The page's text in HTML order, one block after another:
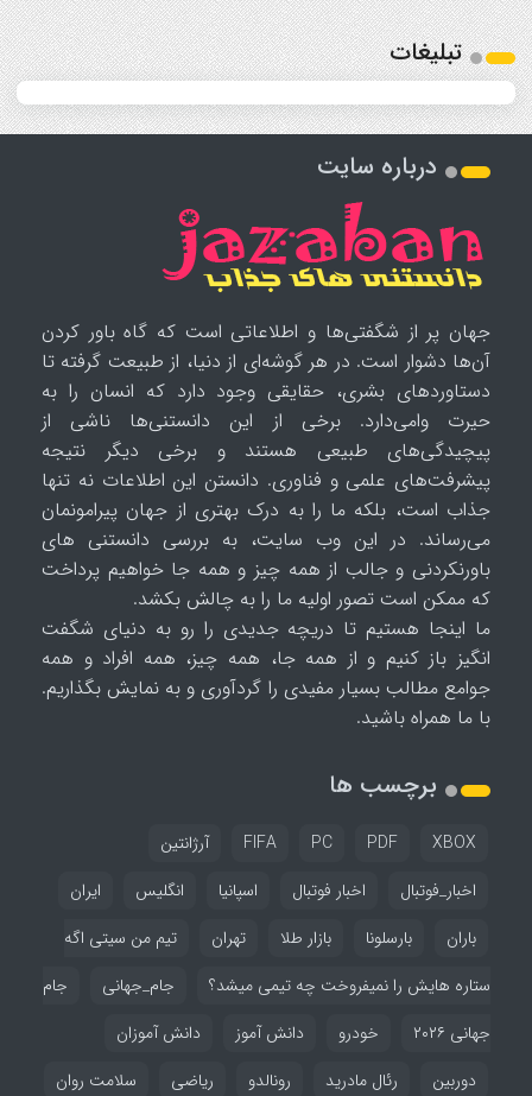
تبلیغات
درباره سایت
جهان پر از شگفتی‌ها و اطلاعاتی است که گاه باور کردن
آن‌ها دشوار است. در هر گوشه‌ای از دنیا، از طبیعت گرفته تا
دستاوردهای بشری، حقایقی وجود دارد که انسان را به
حیرت وامی‌دارد. برخی از این دانستنی‌ها ناشی از
پیچیدگی‌های طبیعی هستند و برخی دیگر نتیجه
پیشرفت‌های علمی و فناوری. دانستن این اطلاعات نه تنها
جذاب است، بلکه ما را به درک بهتری از جهان پیرامونمان
می‌رساند. در این وب سایت، به بررسی دانستنی های
باورنکردنی و جالب از همه چیز و همه جا خواهیم پرداخت
که ممکن است تصور اولیه ما را به چالش بکشد.
ما اینجا هستیم تا دریچه جدیدی را رو به دنیای شگفت
انگیز باز کنیم و از همه جا، همه چیز، همه افراد و همه
جوامع مطالب بسیار مفیدی را گردآوری و به نمایش بگذاریم.
با ما همراه باشید.
برچسب ها
FIFA PC PDF XBOX
آرژانتین
اخبار_فوتبال
اخبار فوتبال اسپانیا انگلیس
ایران
باران
بارسلونا بازار طلا تهران
تیم من سیتی اگه
ستاره هایش را نمیفروخت چه تیمی میشد؟
جام_جهانی
جام
جهانی ۲۰۲۶
خودرو دانش آموز
دانش آموزان
دوربین
رئال مادرید رونالدو ریاضی سلامت روان